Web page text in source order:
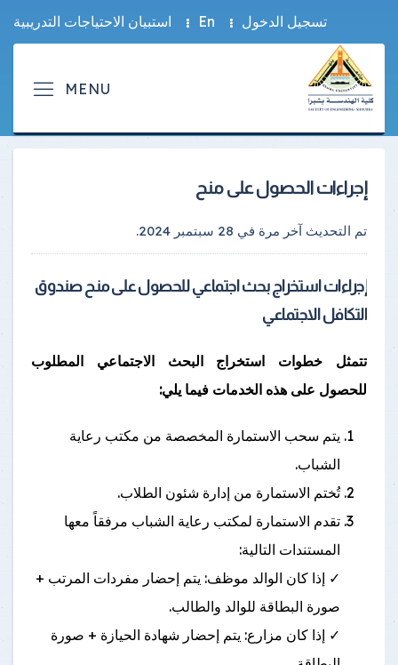
تسجيل الدخول En استبيان الاحتياجات التدريبية
إجراءات الحصول على منح
تم التحديث آخر مرة في 28 سبتمبر 2024 .
إجراءات استخراج بحث اجتماعي للحصول على منح صندوق
التكافل الاجتماعي
تتمثل خطوات استخراج البحث الاجتماعي المطلوب
للحصول على هذه الخدمات فيما يلي:
يتم سحب الاستمارة المخصصة من مكتب رعاية
الشباب.
تُختم الاستمارة من إدارة شئون الطلاب.
تقدم الاستمارة لمكتب رعاية الشباب مرفقاً معها
المستندات التالية:
✓ إذا كان الوالد موظف: يتم إحضار مفردات المرتب +
صورة البطاقة للوالد والطالب.
✓ إذا كان مزارع: يتم إحضار شهادة الحيازة + صورة